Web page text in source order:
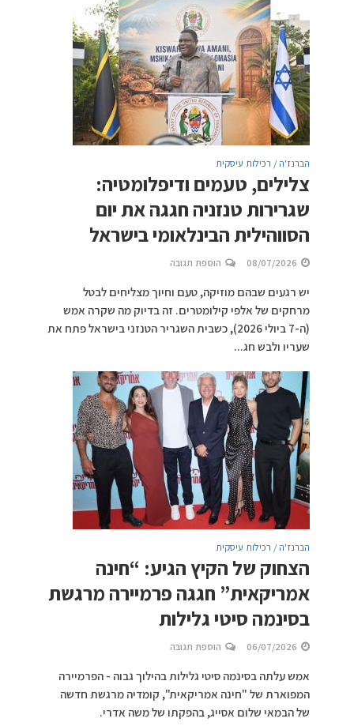
הברנז'ה / רכילות עיסקית
צלילים, טעמים ודיפלומטיה:
שגרירות טנזניה חגגה את יום
הסווהילית הבינלאומי בישראל
08/07/2026 הוספת תגובה
יש רגעים שבהם מוזיקה, טעם וחיוך מצליחים לבטל
מרחקים של אלפי קילומטרים. זה בדיוק מה שקרה אמש
(ה-7 ביולי 2026), כשבית השגריר הטנזני בישראל פתח את
שעריו ולבש חג...
הברנז'ה / רכילות עיסקית
הצחוק של הקיץ הגיע: “חינה
אמריקאית” חגגה פרמיירה מרגשת
בסינמה סיטי גלילות
06/07/2026 הוספת תגובה
אמש עלתה בסינמה סיטי גלילות בהילוך גבוה - הפרמיירה
המפוארת של "חינה אמריקאית", קומדיה מרגשת חדשה
של הבמאי שלום אסייג, בהפקתו של משה אדרי.